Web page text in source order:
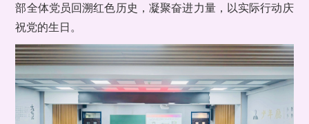
部全体党员回溯红色历史，凝聚奋进力量，以实际行动庆
祝党的生日。